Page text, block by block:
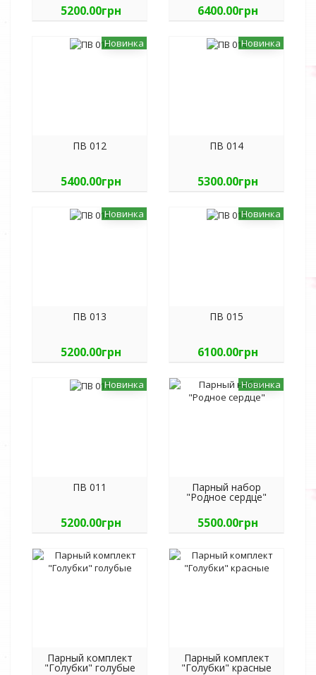
5200.00грн 6400.00грн
Новинка
ПВ 012
5400.00грн
Новинка
ПВ 014
5300.00грн
Новинка
ПВ 013
5200.00грн
Новинка
ПВ 015
6100.00грн
Новинка
ПВ 011
5200.00грн
Новинка
Парный набор
"Родное сердце"
5500.00грн
Парный комплект
"Голубки" голубые
Парный комплект
"Голубки" красные